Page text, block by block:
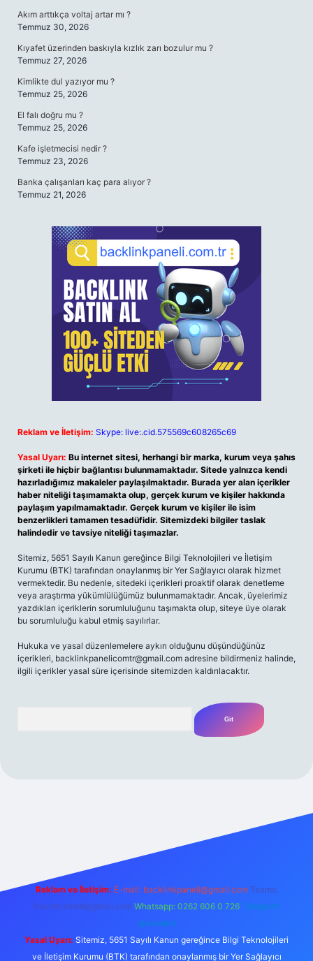
Akım arttıkça voltaj artar mı ?
Temmuz 30, 2026
Kıyafet üzerinden baskıyla kızlık zarı bozulur mu ?
Temmuz 27, 2026
Kimlikte dul yazıyor mu ?
Temmuz 25, 2026
El falı doğru mu ?
Temmuz 25, 2026
Kafe işletmecisi nedir ?
Temmuz 23, 2026
Banka çalışanları kaç para alıyor ?
Temmuz 21, 2026
Reklam ve İletişim: Skype: live:.cid.575569c608265c69
Yasal Uyarı: Bu internet sitesi, herhangi bir marka, kurum veya şahıs
şirketi ile hiçbir bağlantısı bulunmamaktadır. Sitede yalnızca kendi
hazırladığımız makaleler paylaşılmaktadır. Burada yer alan içerikler
haber niteliği taşımamakta olup, gerçek kurum ve kişiler hakkında
paylaşım yapılmamaktadır. Gerçek kurum ve kişiler ile isim
benzerlikleri tamamen tesadüfidir. Sitemizdeki bilgiler taslak
halindedir ve tavsiye niteliği taşımazlar.
Sitemiz, 5651 Sayılı Kanun gereğince Bilgi Teknolojileri ve İletişim
Kurumu (BTK) tarafından onaylanmış bir Yer Sağlayıcı olarak hizmet
vermektedir. Bu nedenle, sitedeki içerikleri proaktif olarak denetleme
veya araştırma yükümlülüğümüz bulunmamaktadır. Ancak, üyelerimiz
yazdıkları içeriklerin sorumluluğunu taşımakta olup, siteye üye olarak
bu sorumluluğu kabul etmiş sayılırlar.
Hukuka ve yasal düzenlemelere aykırı olduğunu düşündüğünüz
içerikleri, backlinkpanelicomtr@gmail.com adresine bildirmeniz halinde,
ilgili içerikler yasal süre içerisinde sitemizden kaldırılacaktır.
Reklam ve İletişim: E-mail: backlinkpaneli@gmail.com Teams:
forumhizmeti@gmail.com Whatsapp: 0262 606 0 726 Telegram:
@karabul
Yasal Uyarı: Sitemiz, 5651 Sayılı Kanun gereğince Bilgi Teknolojileri
ve İletişim Kurumu (BTK) tarafından onaylanmış bir Yer Sağlayıcı